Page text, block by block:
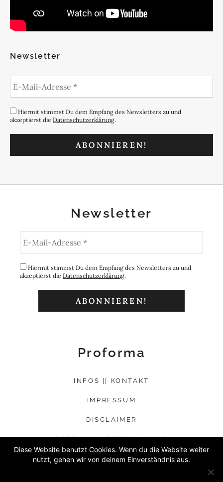
Newsletter
Hiermit stimmst Du dem Empfang des Newsletters zu und
akzeptierst die Datenschutzerklärung.
Newsletter
Hiermit stimmst Du dem Empfang des Newsletters zu und
akzeptierst die Datenschutzerklärung.
Proforma
INFOS || KONTAKT
IMPRESSUM
DISCLAIMER
DATENSCHUTZERKLÄRUNG
Diese Website benutzt Cookies. Wenn du die Website weiter
nutzt, gehen wir von deinem Einverständnis aus.